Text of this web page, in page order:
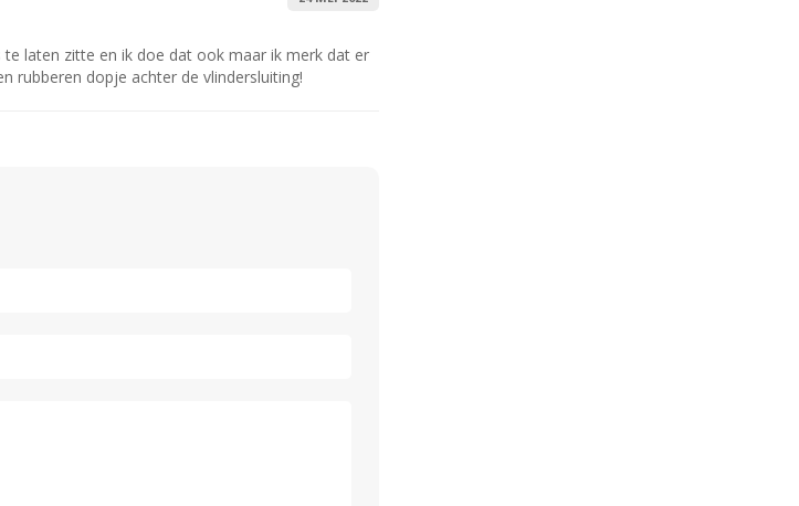
laten zitte en ik doe dat ook maar ik merk dat er
rubberen dopje achter de vlindersluiting!